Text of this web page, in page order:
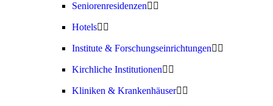
Seniorenresidenzen
Hotels
Institute & Forschungseinrichtungen
Kirchliche Institutionen
Kliniken & Krankenhäuser